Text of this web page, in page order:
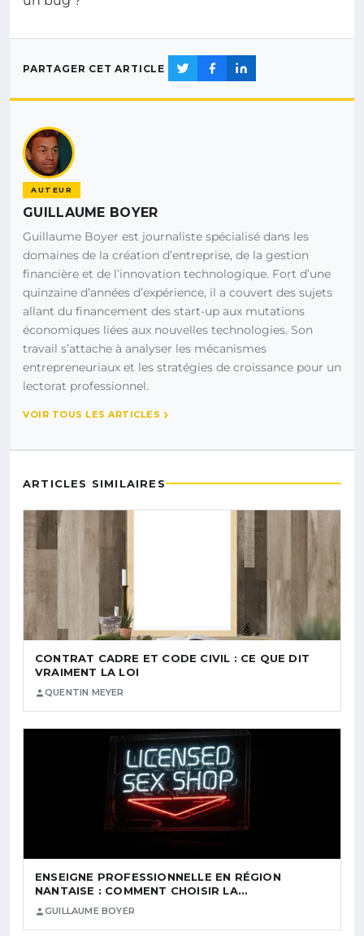
PARTAGER CET ARTICLE
AUTEUR
GUILLAUME BOYER
Guillaume Boyer est journaliste spécialisé dans les
domaines de la création d’entreprise, de la gestion
financière et de l’innovation technologique. Fort d’une
quinzaine d’années d’expérience, il a couvert des sujets
allant du financement des start-up aux mutations
économiques liées aux nouvelles technologies. Son
travail s’attache à analyser les mécanismes
entrepreneuriaux et les stratégies de croissance pour un
lectorat professionnel.
VOIR TOUS LES ARTICLES
ARTICLES SIMILAIRES
CONTRAT CADRE ET CODE CIVIL : CE QUE DIT
VRAIMENT LA LOI
QUENTIN MEYER
ENSEIGNE PROFESSIONNELLE EN RÉGION
NANTAISE : COMMENT CHOISIR LA…
GUILLAUME BOYER